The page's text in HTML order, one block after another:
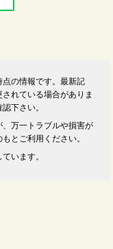
の情報です。最新記
れている場合がありま
下さい。
万一トラブルや損害が
とご利用ください。
います。